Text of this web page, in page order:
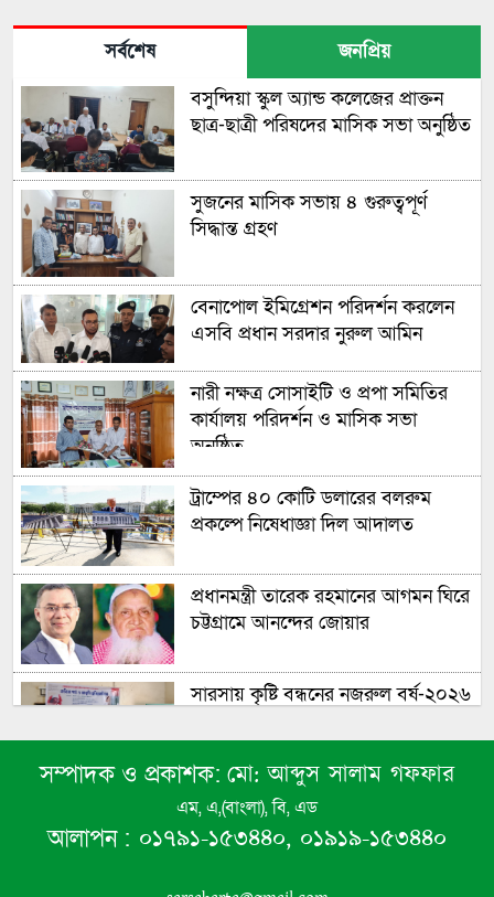
সর্বশেষ জনপ্রিয়
বসুন্দিয়া স্কুল অ্যান্ড কলেজের প্রাক্তন
ছাত্র-ছাত্রী পরিষদের মাসিক সভা অনুষ্ঠিত
সুজনের মাসিক সভায় ৪ গুরুত্বপূর্ণ
সিদ্ধান্ত গ্রহণ
বেনাপোল ইমিগ্রেশন পরিদর্শন করলেন
এসবি প্রধান সরদার নুরুল আমিন
নারী নক্ষত্র সোসাইটি ও প্রপা সমিতির
কার্যালয় পরিদর্শন ও মাসিক সভা
অনুষ্ঠিত
ট্রাম্পের ৪০ কোটি ডলারের বলরুম
প্রকল্পে নিষেধাজ্ঞা দিল আদালত
প্রধানমন্ত্রী তারেক রহমানের আগমন ঘিরে
চট্টগ্রামে আনন্দের জোয়ার
সারসায় কৃষ্টি বন্ধনের নজরুল বর্ষ-২০২৬
শার্শার ডিহিতে ইয়াবাসহ মাদক কারবারী
আটক
সম্পাদক ও প্রকাশক: মো: আব্দুস সালাম গফফার
এম, এ,(বাংলা), বি, এড
আলাপন : ০১৭৯১-১৫৩৪৪০, ০১৯১৯-১৫৩৪৪০